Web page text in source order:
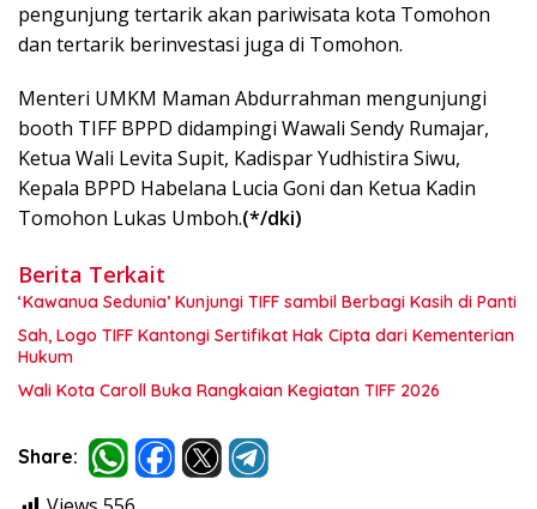
pengunjung tertarik akan pariwisata kota Tomohon
dan tertarik berinvestasi juga di Tomohon.
Menteri UMKM Maman Abdurrahman mengunjungi
booth TIFF BPPD didampingi Wawali Sendy Rumajar,
Ketua Wali Levita Supit, Kadispar Yudhistira Siwu,
Kepala BPPD Habelana Lucia Goni dan Ketua Kadin
Tomohon Lukas Umboh.(*/dki)
Berita Terkait
‘Kawanua Sedunia’ Kunjungi TIFF sambil Berbagi Kasih di Panti
Sah, Logo TIFF Kantongi Sertifikat Hak Cipta dari Kementerian
Hukum
Wali Kota Caroll Buka Rangkaian Kegiatan TIFF 2026
Share: